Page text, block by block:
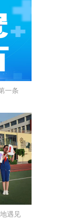
一条
遇见